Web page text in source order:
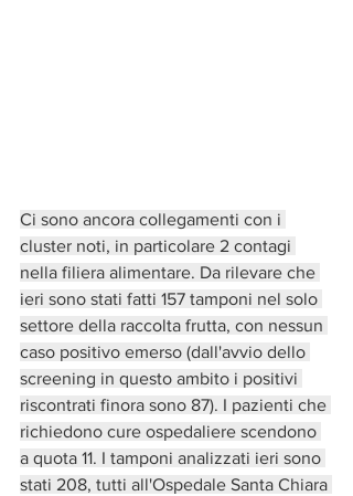
Ci sono ancora collegamenti con i
cluster noti, in particolare 2 contagi
nella filiera alimentare. Da rilevare che
ieri sono stati fatti 157 tamponi nel solo
settore della raccolta frutta, con nessun
caso positivo emerso (dall'avvio dello
screening in questo ambito i positivi
riscontrati finora sono 87). I pazienti che
richiedono cure ospedaliere scendono
a quota 11. I tamponi analizzati ieri sono
stati 208, tutti all'Ospedale Santa Chiara